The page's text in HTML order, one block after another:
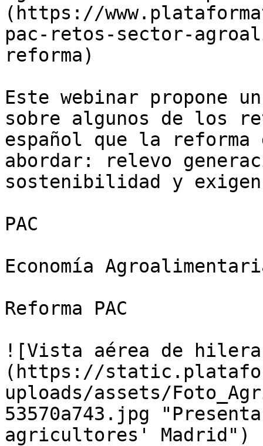
(https://
pac-retos-sector-
reforma)
Este webinar propone
sobre algunos de los
español que la reforma
abordar: relevo
sostenibilidad y
PAC
Economía
Reforma PAC
![Vista aérea de
(https://
uploads/assets/
53570a743.jpg
agricultores' Madrid")